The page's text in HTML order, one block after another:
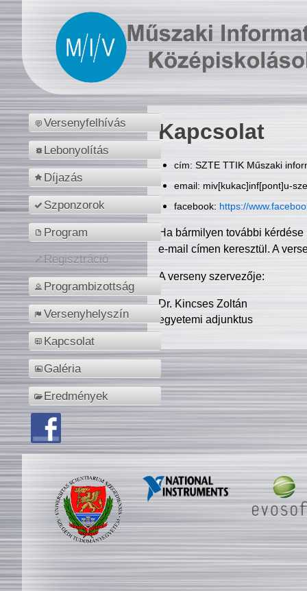
Versenyfelhívás
Lebonyolítás
Díjazás
Szponzorok
Program
Regisztráció
Programbizottság
Versenyhelyszín
Kapcsolat
Galéria
Eredmények
Kapcsolat
cím: SZTE TTIK Műszaki
email: miv[kukac]inf[pont]u-
facebook: https://
Ha bármilyen további
e-mail címen keresztül. A
A verseny szervezője:
Dr. Kincses Zoltán
egyetemi adjunktus